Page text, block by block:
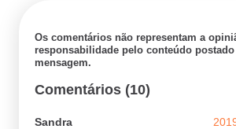
Os comentários não representam a
responsabilidade pelo conteúdo
mensagem.
Comentários (10)
Sandra